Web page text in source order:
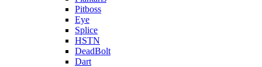
Pitboss
Eye
Splice
HSTN
DeadBolt
Dart